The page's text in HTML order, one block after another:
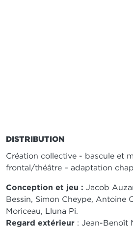
DISTRIBUTION
Création collective - bascule et
frontal/théâtre – adaptation
Conception et jeu : Jacob
Bessin, Simon Cheype, Antoine
Moriceau, Lluna Pi.
Regard extérieur : Jean-Benoît